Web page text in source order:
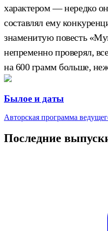
характером — нередко
составлял ему
знаменитую повесть
непременно проверял,
на 600 грамм больше,
Былое и даты
Авторская программа
Последние